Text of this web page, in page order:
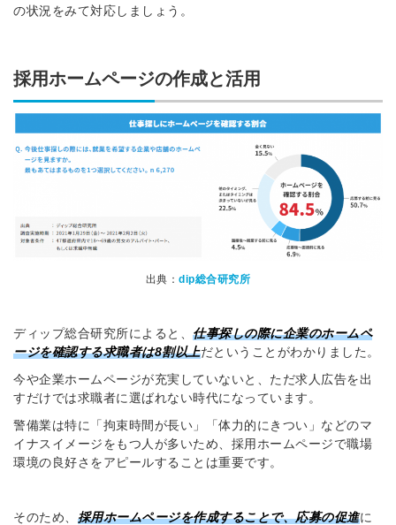
の状況をみて対応しましょう。
採用ホームページの作成と活用
出典：dip総合研究所
ディップ総合研究所によると、 仕事探しの際に企業のホームペ
ージを確認する求職者は8割以上だということがわかりました。
今や企業ホームページが充実していないと、ただ求人広告を出
すだけでは求職者に選ばれない時代になっています。
警備業は特に「拘束時間が長い」「体力的にきつい」などのマ
イナスイメージをもつ人が多いため、採用ホームページで職場
環境の良好さをアピールすることは重要です。
そのため、 採用ホームページを作成することで、応募の促進に